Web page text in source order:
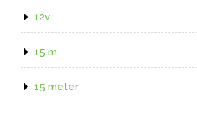
12v
15 m
15 meter